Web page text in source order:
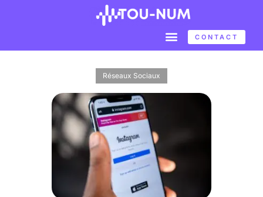
CONTACT
Réseaux Sociaux